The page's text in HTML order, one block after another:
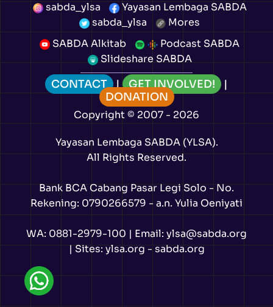
sabda_ylsa
Yayasan Lembaga SABDA
sabda_ylsa
Mores
SABDA Alkitab
Podcast SABDA
Slideshare SABDA
CONTACT | GET INVOLVED!
|
DONATION
Copyright© 2007 - 2026
Yayasan Lembaga SABDA (YLSA).
All Rights Reserved.
Bank BCA Cabang Pasar Legi Solo - No.
Rekening: 0790266579 - a.n. Yulia Oeniyati
WA: 0881-2979-100 | Email: ylsa@sabda.org
| Sites:ylsa.org-sabda.org